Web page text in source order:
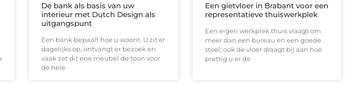
De bank als basis van uw
interieur met Dutch Design als
uitgangspunt
Een bank bepaalt hoe u woont. U zit er
dagelijks op, ontvangt er bezoek en
vaak zet dit ene meubel de toon voor
de hele
Een gietvloer in Brabant voor een
representatieve thuiswerkplek
Een eigen werkplek thuis vraagt om
meer dan een bureau en een goede
stoel; ook de vloer draagt bij aan hoe
prettig u er de